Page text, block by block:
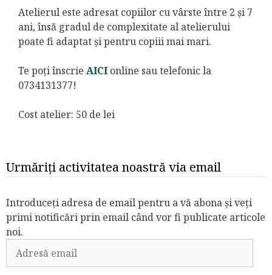
Atelierul este adresat copiilor cu vârste între 2 și 7
ani, însă gradul de complexitate al atelierului
poate fi adaptat și pentru copiii mai mari.
Te poți înscrie AICI online sau telefonic la
0734131377!
Cost atelier: 50 de lei
Urmăriți activitatea noastră via email
Introduceți adresa de email pentru a vă abona și veți
primi notificări prin email când vor fi publicate articole
noi.
Adresă
email